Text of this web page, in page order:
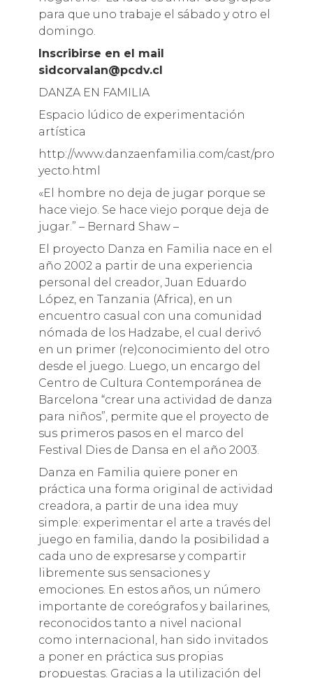
para que uno trabaje el sábado y otro el
domingo.
Inscribirse en el mail
sidcorvalan@pcdv.cl
DANZA EN FAMILIA
Espacio lúdico de experimentación
artística
http://www.danzaenfamilia.com/cast/pro
yecto.html
«El hombre no deja de jugar porque se
hace viejo. Se hace viejo porque deja de
jugar.” – Bernard Shaw –
El proyecto Danza en Familia nace en el
año 2002 a partir de una experiencia
personal del creador, Juan Eduardo
López, en Tanzania (Africa), en un
encuentro casual con una comunidad
nómada de los Hadzabe, el cual derivó
en un primer (re)conocimiento del otro
desde el juego. Luego, un encargo del
Centro de Cultura Contemporánea de
Barcelona “crear una actividad de danza
para niños”, permite que el proyecto de
sus primeros pasos en el marco del
Festival Dies de Dansa en el año 2003.
Danza en Familia quiere poner en
práctica una forma original de actividad
creadora, a partir de una idea muy
simple: experimentar el arte a través del
juego en familia, dando la posibilidad a
cada uno de expresarse y compartir
libremente sus sensaciones y
emociones. En estos años, un número
importante de coreógrafos y bailarines,
reconocidos tanto a nivel nacional
como internacional, han sido invitados
a poner en práctica sus propias
propuestas. Gracias a la utilización del